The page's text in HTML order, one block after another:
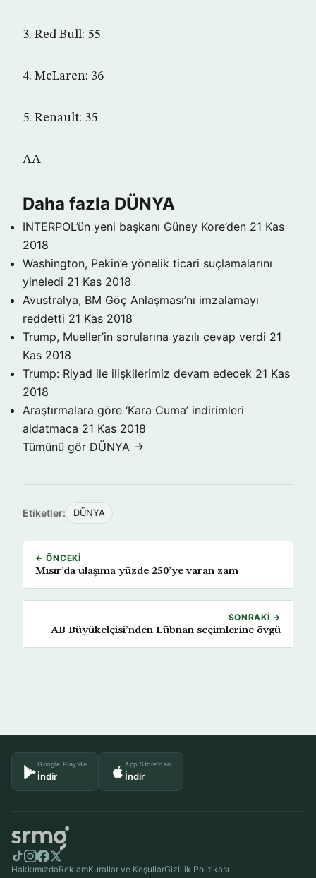
3. Red Bull: 55
4. McLaren: 36
5. Renault: 35
AA
Daha fazla DÜNYA
INTERPOL’ün yeni başkanı Güney Kore’den 21 Kas
2018
Washington, Pekin’e yönelik ticari suçlamalarını
yineledi 21 Kas 2018
Avustralya, BM Göç Anlaşması’nı imzalamayı
reddetti 21 Kas 2018
Trump, Mueller’in sorularına yazılı cevap verdi 21
Kas 2018
Trump: Riyad ile ilişkilerimiz devam edecek 21 Kas
2018
Araştırmalara göre ‘Kara Cuma’ indirimleri
aldatmaca 21 Kas 2018
Tümünü gör DÜNYA →
Etiketler: DÜNYA
← ÖNCEKI
Mısır’da ulaşıma yüzde 250’ye varan zam
SONRAKI →
AB Büyükelçisi’nden Lübnan seçimlerine övgü
Google Play'de
İndir
App Store'dan
İndir
HakkımızdaReklamKurallar ve KoşullarGizlilik Politikası